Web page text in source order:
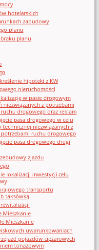
hotelarskich
zabudowy
planu
planu
hipoteki z KW
nieruchomości
w pasie drogowym
z potrzebami
drogowego oraz reklam
pasa drogowego w celu
niezwiązanych z
ruchu drogowego
pasa drogowego drogi
zjazdu
lokalizacji inwestycji celu
transportu
taksówką
Mieszkanie
Mieszkanie
uwarunkowaniach
pojazdów ciężarowych
tonażowym